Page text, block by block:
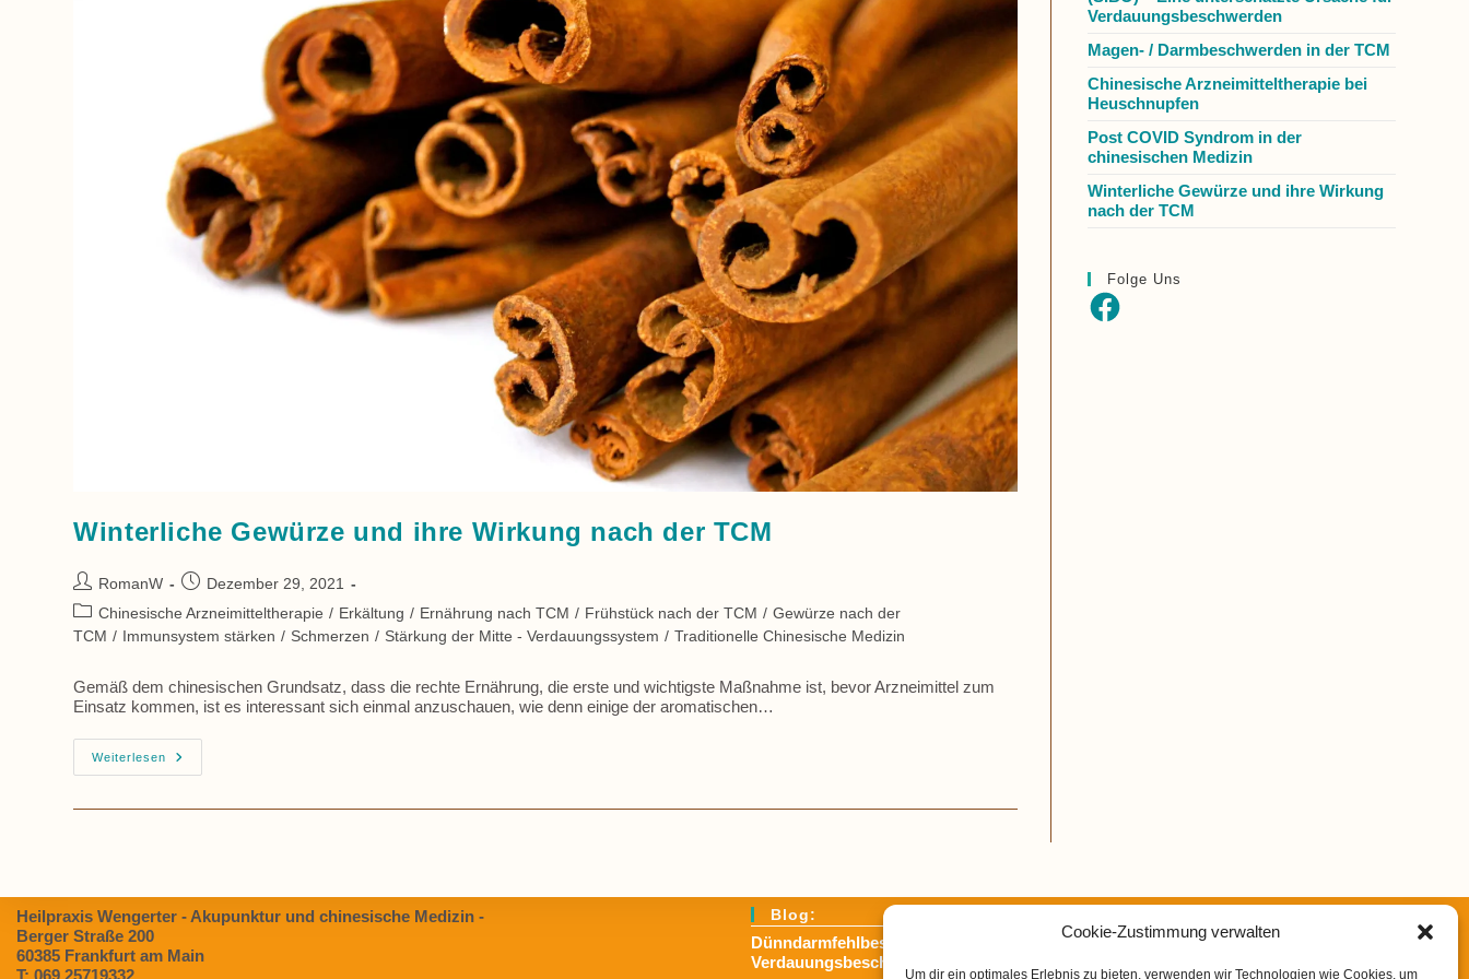
Cookie-Zustimmung verwalten
Um dir ein optimales Erlebnis zu bieten, verwenden wir Technologien wie Cookies, um
Winterliche Gewürze und ihre Wirkung nach der TCM
Beitrags-
Autor:
RomanW
Beitrag
veröffentlicht:
Dezember 29, 2021
Beitrags-
Kategorie:
Chinesische Arzneimitteltherapie / Erkältung / Ernährung nach TCM / Frühstück nach der TCM / Gewürze nach der
TCM / Immunsystem stärken / Schmerzen / Stärkung der Mitte - Verdauungssystem / Traditionelle Chinesische Medizin
Gemäß dem chinesischen Grundsatz, dass die rechte Ernährung, die erste und wichtigste Maßnahme ist, bevor Arzneimittel zum
Einsatz kommen, ist es interessant sich einmal anzuschauen, wie denn einige der aromatischen…
Weiterlesen
Winterliche
Gewürze
Verdauungsbeschwerden
Magen- / Darmbeschwerden in der TCM
Chinesische Arzneimitteltherapie bei
Heuschnupfen
Post COVID Syndrom in der
chinesischen Medizin
Winterliche Gewürze und ihre Wirkung
nach der TCM
Folge Uns
Facebook
Heilpraxis Wengerter - Akupunktur und chinesische Medizin -
Berger Straße 200
60385 Frankfurt am Main
T: 069 25719332
Blog:
Dünndarmfehlbesiedlungssyndrom (SIBO) – Eine unterschätzte Ursache für
Verdauungsbeschwerden